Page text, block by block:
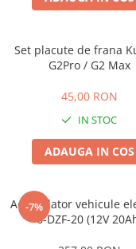
Set placute de frana
G2Pro / G2 Max
45,00 RON
IN STOC
ADAUGA IN COS
-7%
Acumulator vehicule
6-DZF-20 (12V